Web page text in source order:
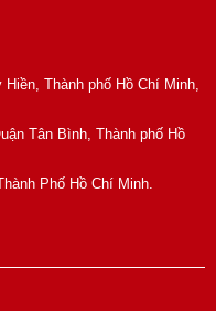
Thành phố Hồ Chí Minh,
Tân Bình, Thành phố Hồ
Phố Hồ Chí Minh.